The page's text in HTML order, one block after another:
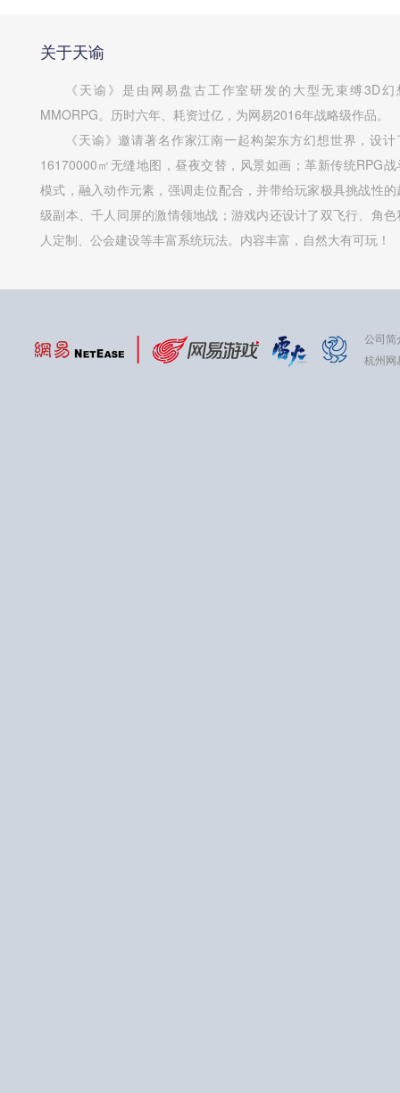
关于天谕
《天谕》是由网易盘古工作室研发的大型无束缚3D幻
MMORPG。历时六年、耗资过亿，为网易2016年战略级作品。
《天谕》邀请著名作家江南一起构架东方幻想世界，设计
16170000㎡无缝地图，昼夜交替，风景如画；革新传统RPG战
模式，融入动作元素，强调走位配合，并带给玩家极具挑战性的
级副本、千人同屏的激情领地战；游戏内还设计了双飞行、角色
人定制、公会建设等丰富系统玩法。内容丰富，自然大有可玩！
公司简
杭州